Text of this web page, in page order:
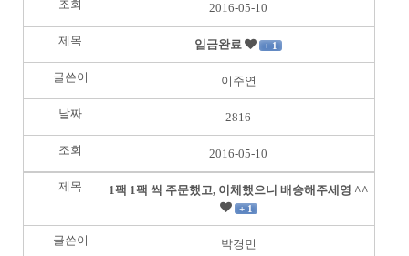
2016-05-10
입금완료 + 1
이주연
2816
2016-05-10
1팩 1팩 씩 주문했고, 이체했으니 배송해주세영 ^^
+ 1
박경민